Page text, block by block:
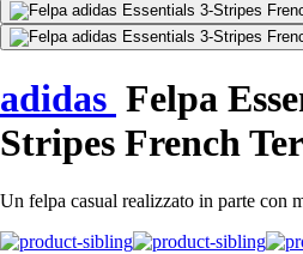
adidas Felpa
Stripes French
Un felpa casual realizzato in parte con